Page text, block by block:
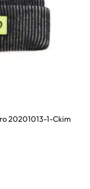
20201013-1-Ckim